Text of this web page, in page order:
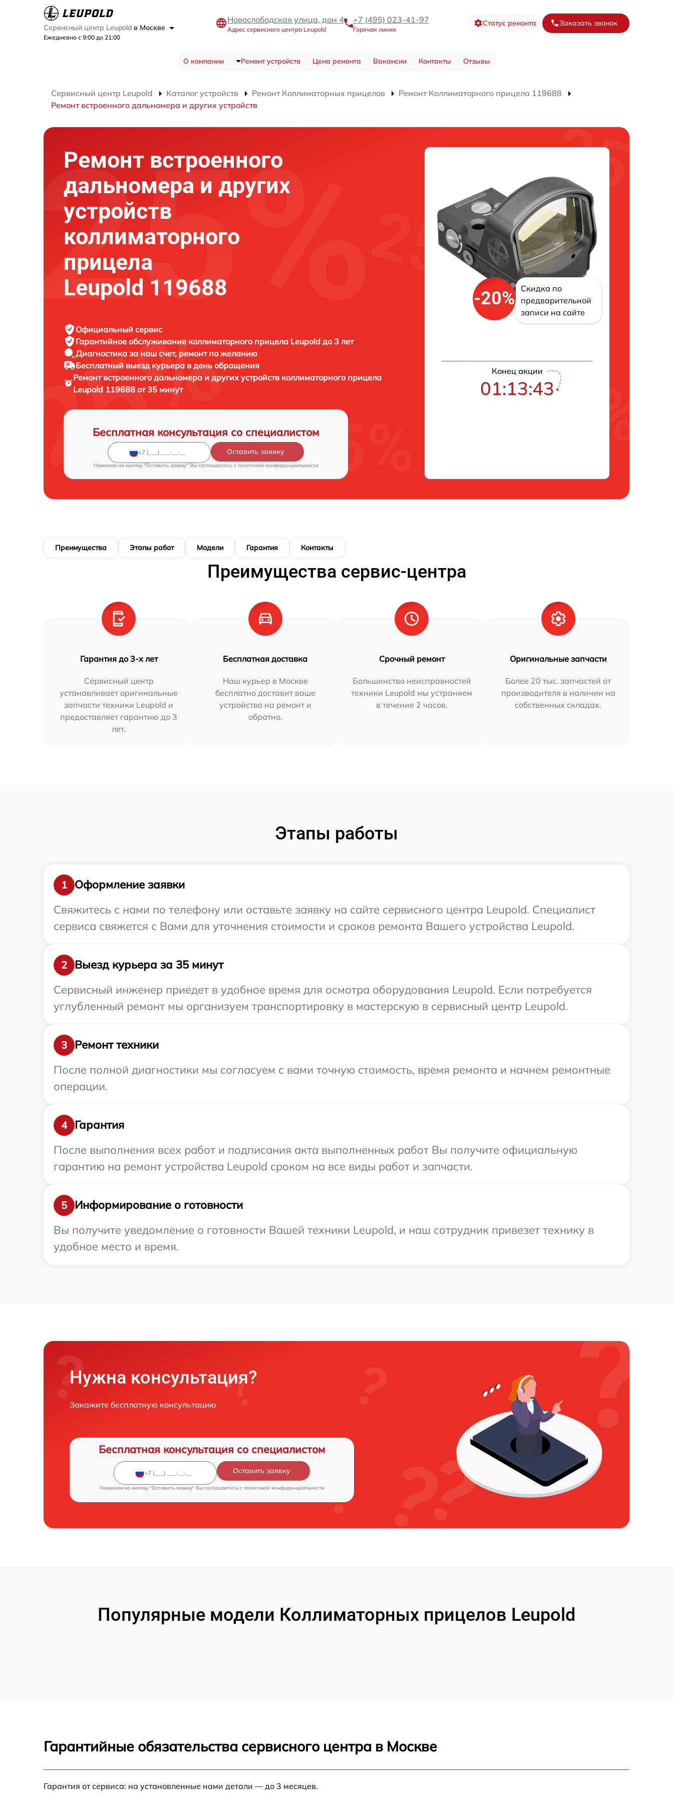
Сервисный центр Leupold в Москве
Ежедневно с 9:00 до 21:00
Новослободская улица, дом 4
Адрес сервисного центра Leupold
+7 (495) 023-41-97
Горячая линия
Статус ремонта Заказать звонок
О компании Ремонт устройств Цена ремонта Вакансии Контакты Отзывы
Сервисный центр Leupold Каталог устройств Ремонт Коллиматорных прицелов
Ремонт Коллиматорного прицела 119688
Ремонт встроенного дальномера и других устройств
Ремонт встроенного
дальномера и других
устройств
коллиматорного
прицела
Leupold 119688
Официальный сервис
Гарантийное обслуживание коллиматорного прицела Leupold до 3 лет
Диагностика за наш счет, ремонт по желанию
Бесплатный выезд курьера в день обращения
Ремонт встроенного дальномера и других устройств коллиматорного прицела
Leupold 119688 от 35 минут
Бесплатная консультация со специалистом
Оставить заявку
Нажимая на кнопку "Оставить заявку" Вы соглашаетесь c политикой конфиденциальности
-20%
Скидка по
предварительной
записи на сайте
Конец акции
01:13:42
Преимущества Этапы работ Модели Гарантия Контакты
Преимущества сервис-центра
Гарантия до 3-х лет
Сервисный центр
устанавливает оригинальные
запчасти техники Leupold и
предоставляет гарантию до 3
лет.
Бесплатная доставка
Наш курьер в Москве
бесплатно доставит ваше
устройство на ремонт и
обратно.
Срочный ремонт
Большинство неисправностей
техники Leupold мы устраняем
в течение 2 часов.
Оригинальные запчасти
Более 20 тыс. запчастей от
производителя в наличии на
собственных складах.
Этапы работы
1
Оформление заявки
Свяжитесь с нами по телефону или оставьте заявку на сайте сервисного центра Leupold. Специалист
сервиса свяжется с Вами для уточнения стоимости и сроков ремонта Вашего устройства Leupold.
2
Выезд курьера за 35 минут
Сервисный инженер приедет в удобное время для осмотра оборудования Leupold. Если потребуется
углубленный ремонт мы организуем транспортировку в мастерскую в сервисный центр Leupold.
3
Ремонт техники
После полной диагностики мы согласуем с вами точную стоимость, время ремонта и начнем ремонтные
операции.
4
Гарантия
После выполнения всех работ и подписания акта выполненных работ Вы получите официальную
гарантию на ремонт устройства Leupold сроком на все виды работ и запчасти.
5
Информирование о готовности
Вы получите уведомление о готовности Вашей техники Leupold, и наш сотрудник привезет технику в
удобное место и время.
Нужна консультация?
Закажите бесплатную консультацию
Бесплатная консультация со специалистом
Оставить заявку
Нажимая на кнопку "Оставить заявку" Вы соглашаетесь c политикой конфиденциальности
Популярные модели Коллиматорных прицелов Leupold
Гарантийные обязательства сервисного центра в Москве
Гарантия от сервиса: на установленные нами детали — до 3 месяцев.